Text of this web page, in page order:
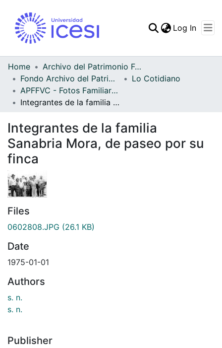
Statistics
Log In
Home
Archivo del Patrimonio Fotográfico y Fílmico del Valle del Cauca
Fondo Archivo del Patrimonio Fotográfico y Fílmico del Valle del Cauca
Lo Cotidiano
APFFVC - Fotos Familiares - Patrimonial
Integrantes de la familia Sanabria Mora, de paseo por su finca
Integrantes de la familia
Sanabria Mora, de paseo por su
finca
Files
0602808.JPG (26.1 KB)
Date
1975-01-01
Authors
s. n.
s. n.
Publisher